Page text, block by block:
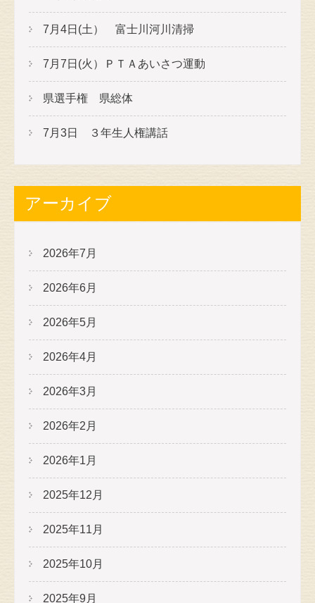
7月4日(土） 富士川河川清掃
7月7日(火）ＰＴＡあいさつ運動
県選手権 県総体
7月3日 ３年生人権講話
アーカイブ
2026年7月
2026年6月
2026年5月
2026年4月
2026年3月
2026年2月
2026年1月
2025年12月
2025年11月
2025年10月
2025年9月